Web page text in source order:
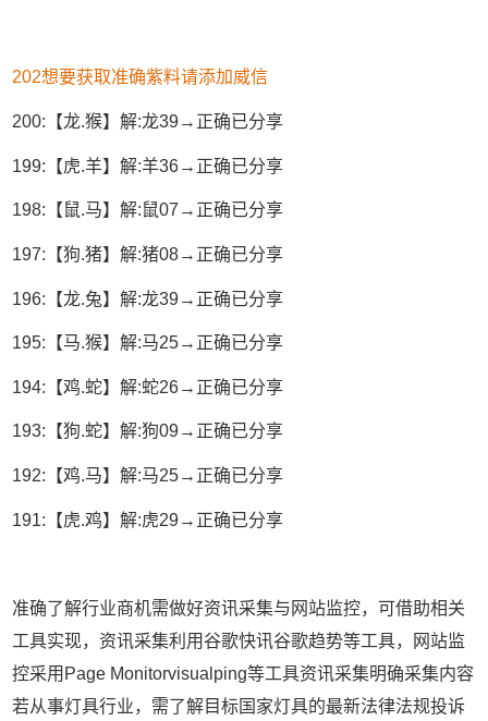
202想要获取准确紫料请添加威信
200:【龙.猴】解:龙39→正确已分享
199:【虎.羊】解:羊36→正确已分享
198:【鼠.马】解:鼠07→正确已分享
197:【狗.猪】解:猪08→正确已分享
196:【龙.兔】解:龙39→正确已分享
195:【马.猴】解:马25→正确已分享
194:【鸡.蛇】解:蛇26→正确已分享
193:【狗.蛇】解:狗09→正确已分享
192:【鸡.马】解:马25→正确已分享
191:【虎.鸡】解:虎29→正确已分享
准确了解行业商机需做好资讯采集与网站监控，可借助相关
工具实现，资讯采集利用谷歌快讯谷歌趋势等工具，网站监
控采用Page Monitorvisualping等工具资讯采集明确采集内容
若从事灯具行业，需了解目标国家灯具的最新法律法规投诉